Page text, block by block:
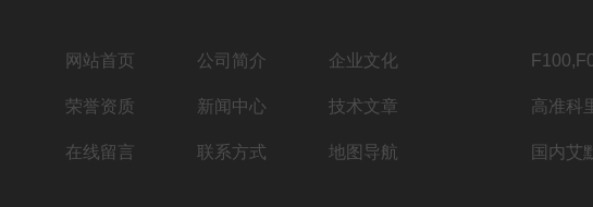
网站首页 公司简介 企业文化
荣誉资质 新闻中心 技术文章
在线留言 联系方式 地图导航
高准科
国内艾